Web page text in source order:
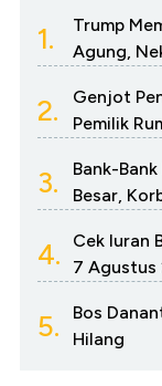
1.
Trump
Agung,
2.
Genjot
Pemilik
3.
Bank-
Besar,
4.
Cek Iuran
7 Agustus
5.
Bos
Hilang